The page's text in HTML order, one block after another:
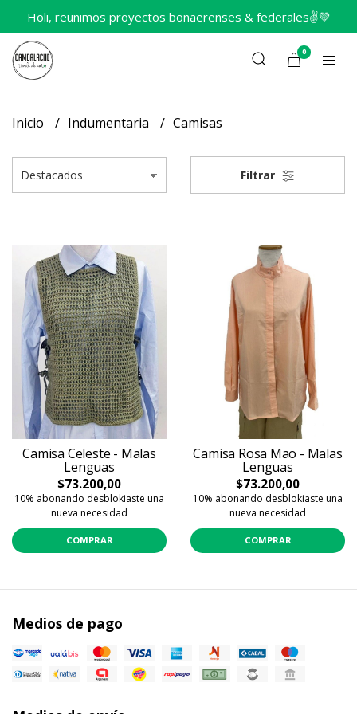
Holi, reunimos proyectos bonaerenses & federales✌️💚
0
Inicio Indumentaria Camisas
Filtrar
Camisa Celeste - Malas
Lenguas
$73.200,00
10% abonando desblokiaste una
nueva necesidad
COMPRAR
Camisa Rosa Mao - Malas
Lenguas
$73.200,00
10% abonando desblokiaste una
nueva necesidad
COMPRAR
Medios de pago